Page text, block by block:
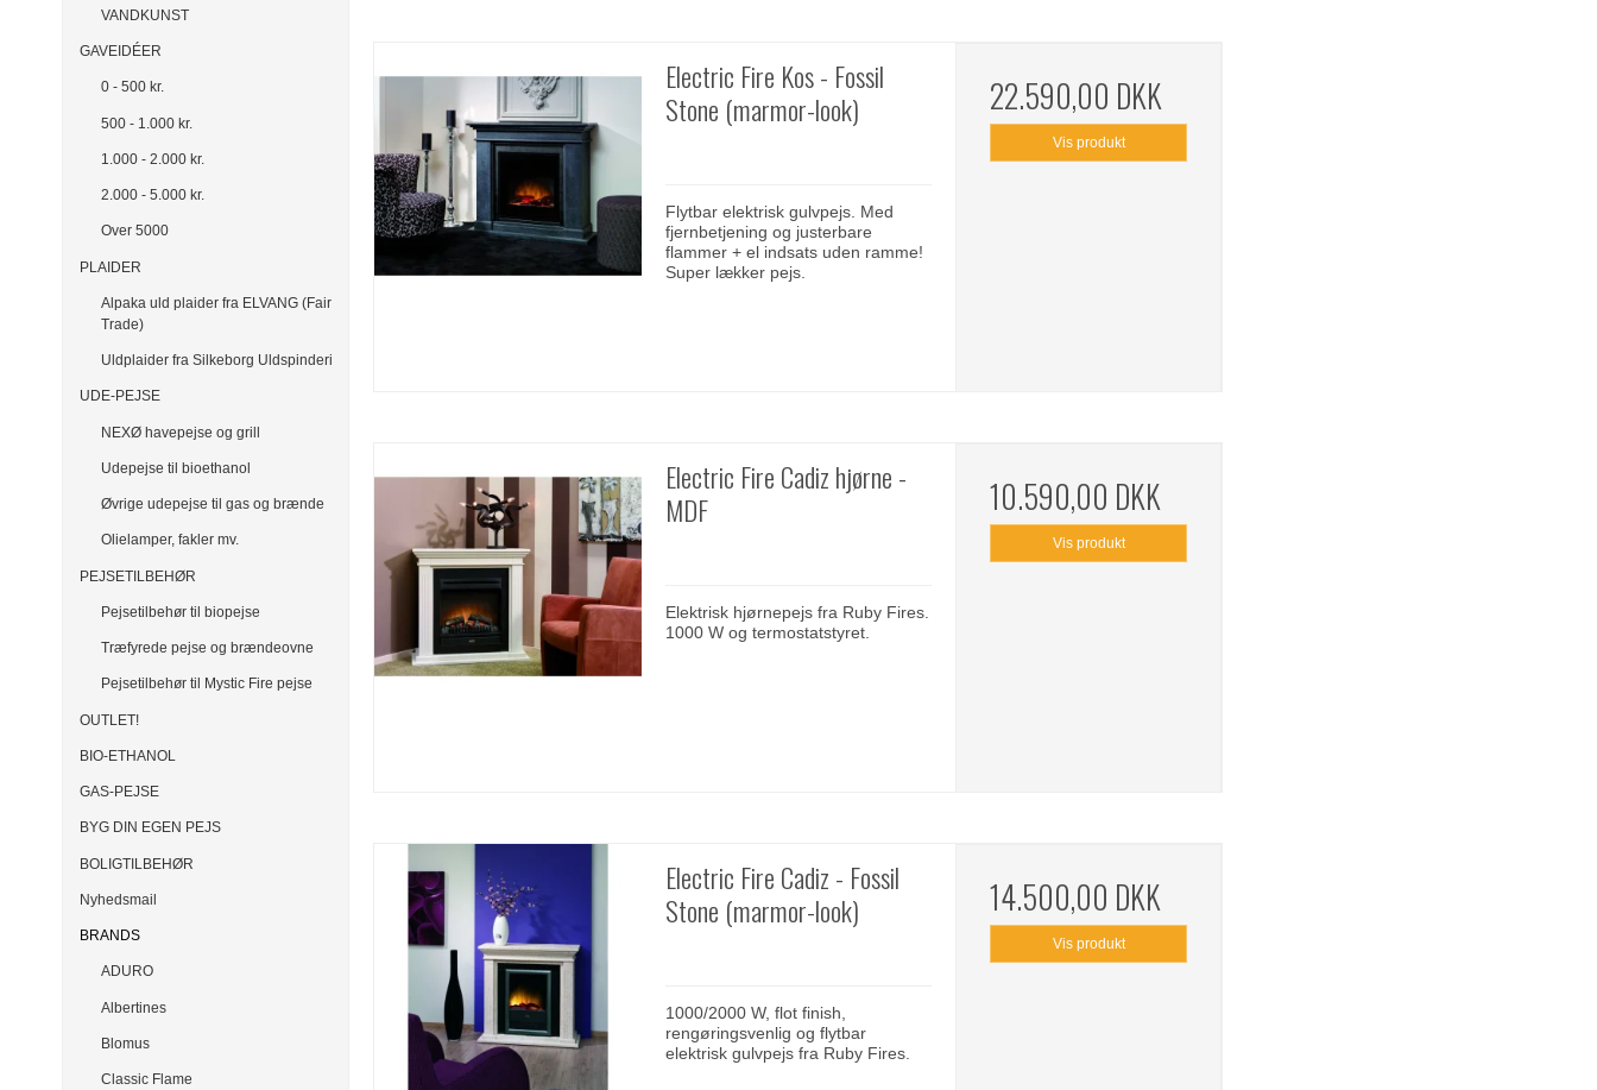
VANDKUNST
GAVEIDÉER
0 - 500 kr.
500 - 1.000 kr.
1.000 - 2.000 kr.
2.000 - 5.000 kr.
Over 5000
PLAIDER
Alpaka uld plaider fra ELVANG (Fair
Trade)
Uldplaider fra Silkeborg Uldspinderi
UDE-PEJSE
NEXØ havepejse og grill
Udepejse til bioethanol
Øvrige udepejse til gas og brænde
Olielamper, fakler mv.
PEJSETILBEHØR
Pejsetilbehør til biopejse
Træfyrede pejse og brændeovne
Pejsetilbehør til Mystic Fire pejse
OUTLET!
BIO-ETHANOL
GAS-PEJSE
BYG DIN EGEN PEJS
BOLIGTILBEHØR
Nyhedsmail
BRANDS
ADURO
Albertines
Blomus
Classic Flame
Electric Fire Kos - Fossil
Stone (marmor-look)
Flytbar elektrisk gulvpejs. Med
fjernbetjening og justerbare
flammer + el indsats uden ramme!
Super lækker pejs.
22.590,00 DKK
Vis produkt
Electric Fire Cadiz hjørne -
MDF
Elektrisk hjørnepejs fra Ruby Fires.
1000 W og termostatstyret.
10.590,00 DKK
Vis produkt
Electric Fire Cadiz - Fossil
Stone (marmor-look)
1000/2000 W, flot finish,
rengøringsvenlig og flytbar
elektrisk gulvpejs fra Ruby Fires.
14.500,00 DKK
Vis produkt